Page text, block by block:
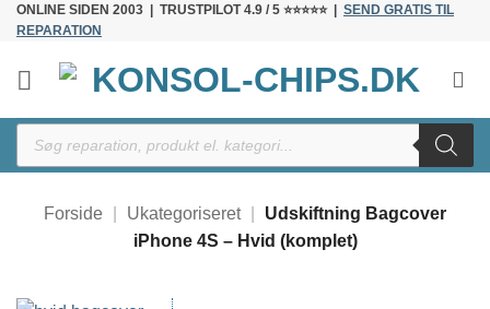
Fortsæt
indhold
ONLINE SIDEN 2003 | TRUSTPILOT 4.9 / 5 ⭐⭐⭐⭐⭐ | SEND GRATIS TIL
REPARATION
Products
search
Forside Ukategoriseret
Udskiftning Bagcover
iPhone 4S – Hvid (komplet)